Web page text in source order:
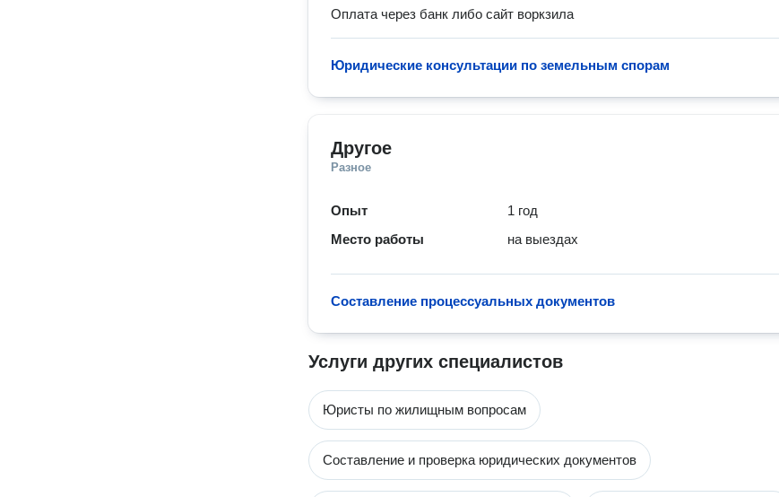
Оплата через банк либо сайт воркзила
Юридические консультации по земельным спорам
Другое
Разное
Опыт
1 год
Место работы
на выездах
Составление процессуальных документов
Услуги других специалистов
Юристы по жилищным вопросам
Составление и проверка юридических документов